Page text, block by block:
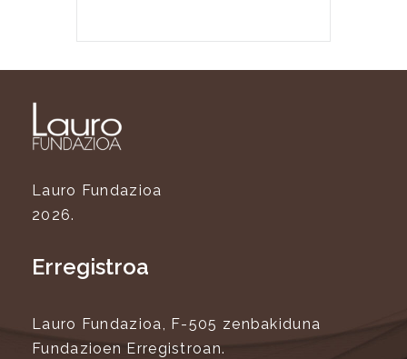
Lauro Fundazioa
2026.
Erregistroa
Lauro Fundazioa, F-505 zenbakiduna
Fundazioen Erregistroan.